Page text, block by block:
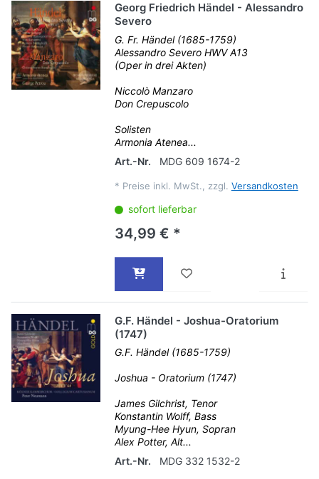
Georg Friedrich Händel - Alessandro
Severo
G. Fr. Händel (1685-1759)
Alessandro Severo HWV A13
(Oper in drei Akten)
Niccolò Manzaro
Don Crepuscolo
Solisten
Armonia Atenea...
Art.-Nr.
MDG 609 1674-2
* Preise inkl. MwSt., zzgl. Versandkosten
sofort lieferbar
34,99 € *
G.F. Händel - Joshua-Oratorium
(1747)
G.F. Händel (1685-1759)
Joshua - Oratorium (1747)
James Gilchrist, Tenor
Konstantin Wolff, Bass
Myung-Hee Hyun, Sopran
Alex Potter, Alt...
Art.-Nr.
MDG 332 1532-2